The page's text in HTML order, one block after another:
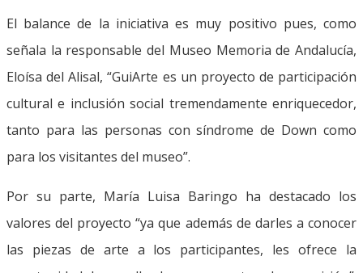
El balance de la iniciativa es muy positivo pues, como
señala la responsable del Museo Memoria de Andalucía,
Eloísa del Alisal, “GuiArte es un proyecto de participación
cultural e inclusión social tremendamente enriquecedor,
tanto para las personas con síndrome de Down como
para los visitantes del museo”.
Por su parte, María Luisa Baringo ha destacado los
valores del proyecto “ya que además de darles a conocer
las piezas de arte a los participantes, les ofrece la